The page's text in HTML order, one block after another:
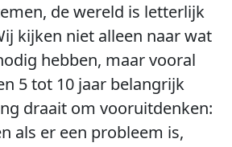
de wereld is letterlijk
kijken niet alleen naar wat
hebben, maar vooral
5 tot 10 jaar belangrijk
draait om vooruitdenken:
als er een probleem is,